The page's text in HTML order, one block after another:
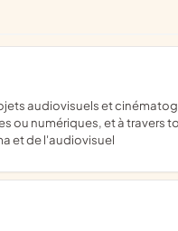
ou numériques, et à
et de l'audiovisuel